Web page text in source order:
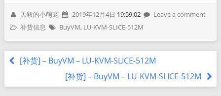
天毅的小萌宠 2019年12月4日 19:59:02
Leave a comment
补货信息
BuyVM, LU-KVM-SLICE-512M
[补货] – BuyVM – LU-KVM-SLICE-512M
[补货] – BuyVM – LU-KVM-SLICE-512M